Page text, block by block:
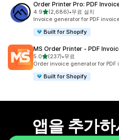
Order Printer Pro: PDF
4.9별 5개 중
(2,686)
총 리뷰 2686개
•무료 설치
Invoice generator for PDF
Built for Shopify
MS Order Printer ‑ PDF
5.0별 5개 중
(237)
총 리뷰 237개
•무료
Order invoice generator for
Built for Shopify
앱을 추가